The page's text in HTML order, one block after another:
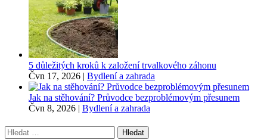
5 důležitých kroků k založení trvalkového záhonu
Čvn 17, 2026 | Bydlení a zahrada
Jak na stěhování? Průvodce bezproblémovým přesunem
Čvn 8, 2026 | Bydlení a zahrada
Vyhledávání